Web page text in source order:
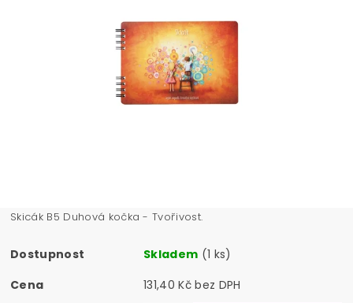
Skicák B5 Duhová kočka - Tvořivost.
Dostupnost Skladem (1 ks)
Cena
131,40 Kč bez DPH